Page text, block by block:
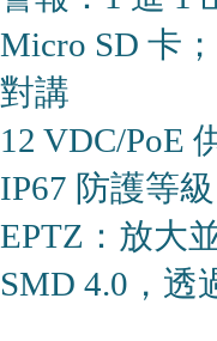
Micro SD 卡
對講
12 VDC/PoE
IP67 防護等
EPTZ：放大
SMD 4.0，透